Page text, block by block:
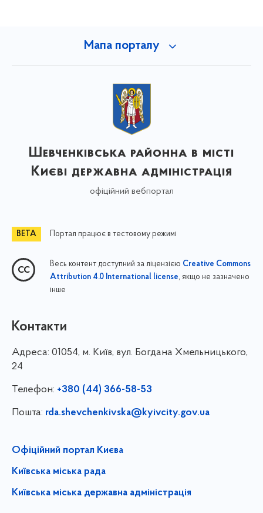
Мапа порталу
Шевченківська районна в місті
Києві державна адміністрація
офіційний вебпортал
Портал працює в тестовому режимі
Весь контент доступний за ліцензією Creative Commons
Attribution 4.0 International license, якщо не зазначено
інше
Контакти
Адреса: 01054, м. Київ, вул. Богдана Хмельницького,
24
Телефон: +380 (44) 366-58-53
Пошта: rda.shevchenkivska@kyivcity.gov.ua
Офіційний портал Києва
Київська міська рада
Київська міська державна адміністрація